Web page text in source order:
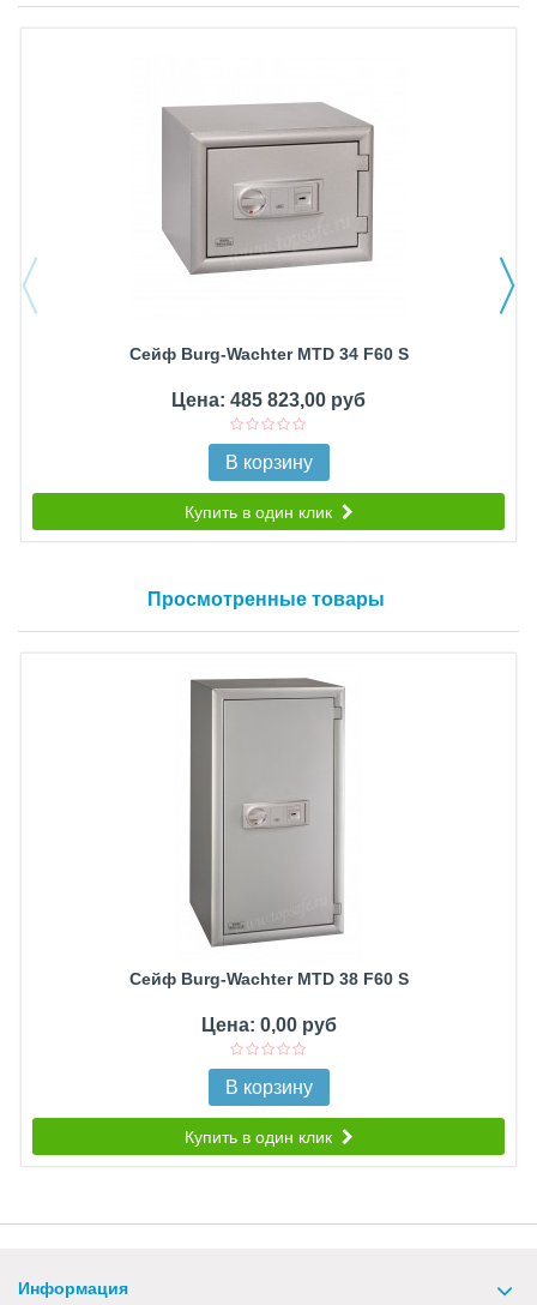
Сейф Burg-Wachter MTD 34 F60 S
Цена: 485 823,00 руб
В корзину
Купить в один клик
Просмотренные товары
Сейф Burg-Wachter MTD 38 F60 S
Цена: 0,00 руб
В корзину
Купить в один клик
Информация